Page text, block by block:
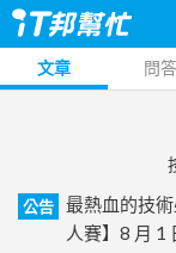
文章 問答
公告
最熱血的技
人賽】8 月 1